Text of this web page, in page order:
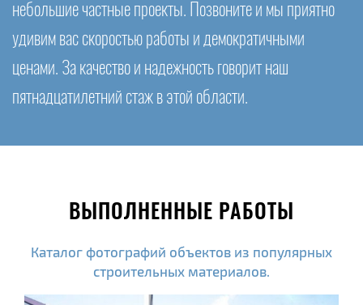
небольшие частные проекты. Позвоните и мы приятно
удивим вас скоростью работы и демократичными
ценами. За качество и надежность говорит наш
пятнадцатилетний стаж в этой области.
ВЫПОЛНЕННЫЕ РАБОТЫ
Каталог фотографий объектов из популярных
строительных материалов.